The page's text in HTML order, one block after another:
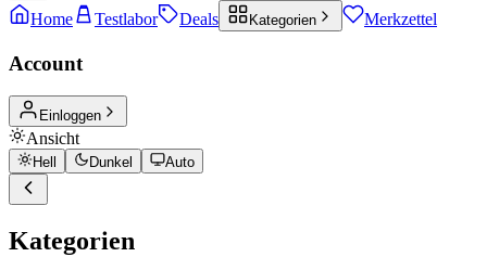
Home Testlabor Deals Kategorien Merkzettel
Account
Einloggen
Ansicht
Hell Dunkel Auto
Kategorien